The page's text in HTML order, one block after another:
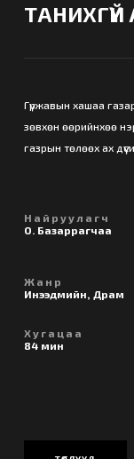
ТАНИХГҮЙ
Гүржавын хашаа
зөвхөн өөрийнхөө
газрын төлөөх ах
Найруулагч
О. Базаррагчаа
Жанр
Инээдмийн, Драм
Хугацаа
84 мин